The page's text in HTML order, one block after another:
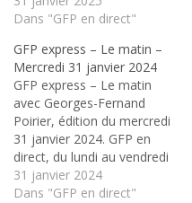
formule express le matin
de 16h à 18h
Dans "GFP en direct"
GFP express – Le matin –
Mercredi 31 janvier 2024
GFP express – Le matin
avec Georges-Fernand
Poirier, édition du mercredi
31 janvier 2024. GFP en
direct, du lundi au vendredi
sur Radio Fiat+⁄-Lux, en
formule express le matin
31 janvier 2024
Dans "GFP en direct"